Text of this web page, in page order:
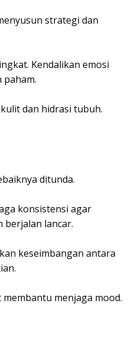
strategi dan
Kendalikan emosi
paham.
dan hidrasi tubuh.
ditunda.
konsistensi agar
berjalan lancar.
keseimbangan antara
menjaga mood.